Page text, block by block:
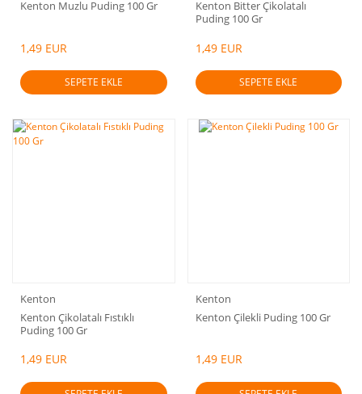
Kenton Muzlu Puding 100 Gr
1,49 EUR
SEPETE EKLE
Kenton Bitter Çikolatalı
Puding 100 Gr
1,49 EUR
SEPETE EKLE
Kenton
Kenton Çikolatalı Fıstıklı
Puding 100 Gr
1,49 EUR
Kenton
Kenton Çilekli Puding 100 Gr
1,49 EUR